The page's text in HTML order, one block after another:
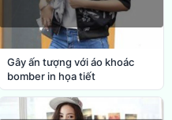
Gây ấn tượng với áo khoác
bomber in họa tiết